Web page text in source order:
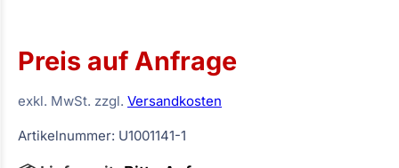
Preis auf Anfrage
exkl. MwSt. zzgl. Versandkosten
Artikelnummer: U1001141-1